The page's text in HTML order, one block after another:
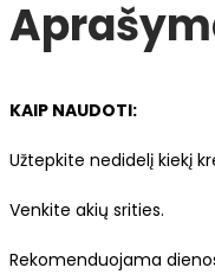
veido
ir
kremas,
KAIP NAUDOTI:
Užtepkite nedidelį kiekį
Venkite akių srities.
Rekomenduojama